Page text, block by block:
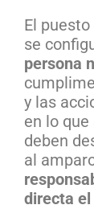
El
se
persona
y las
en lo
deben
al
directa